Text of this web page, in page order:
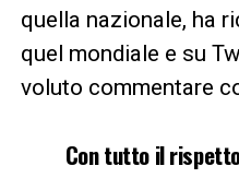
quella nazionale, ha
quel mondiale e su
voluto commentare
Con tutto il